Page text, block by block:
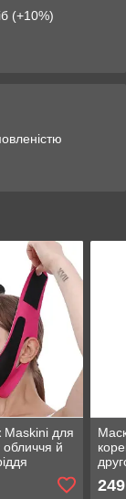
(+10%)
для
обличчя й
249